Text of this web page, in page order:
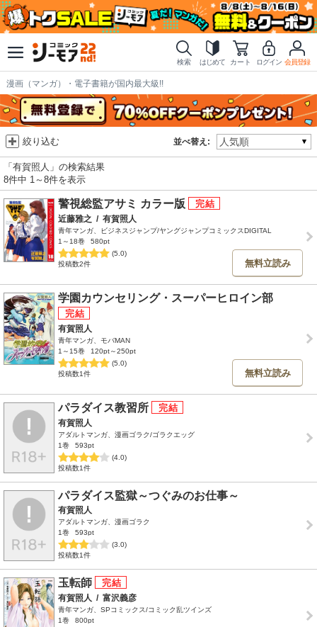
検索 はじめて カート ログイン 会員登録
漫画（マンガ）・電子書籍が国内最大級!!
並べ替え:
絞り込む
「有賀照人」の検索結果
8件中 1～8件を表示
警視総監アサミ カラー版
近藤雅之 / 有賀照人
青年マンガ、ビジネスジャンプ/ヤングジャンプコミックスDIGITAL
1～18巻
580pt
(5.0)
投稿数2件
無料立読み
学園カウンセリング・スーパーヒロイン部
有賀照人
青年マンガ、モバMAN
1～15巻
120pt～250pt
(5.0)
投稿数1件
無料立読み
パラダイス教習所
有賀照人
アダルトマンガ、漫画ゴラク/ゴラクエッグ
1巻
593pt
(4.0)
投稿数1件
パラダイス監獄～つぐみのお仕事～
有賀照人
アダルトマンガ、漫画ゴラク
1巻
593pt
(3.0)
投稿数1件
玉転師
有賀照人 / 富沢義彦
青年マンガ、SPコミックス/コミック乱ツインズ
1巻
800pt